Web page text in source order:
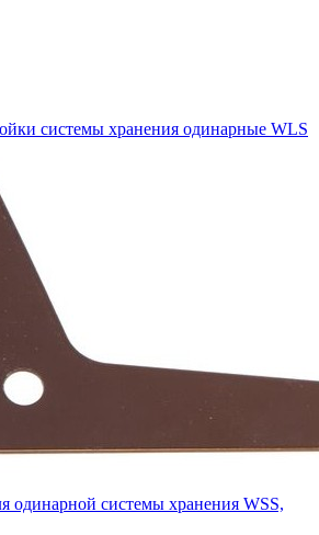
системы хранения одинарные WLS
одинарной системы хранения WSS,